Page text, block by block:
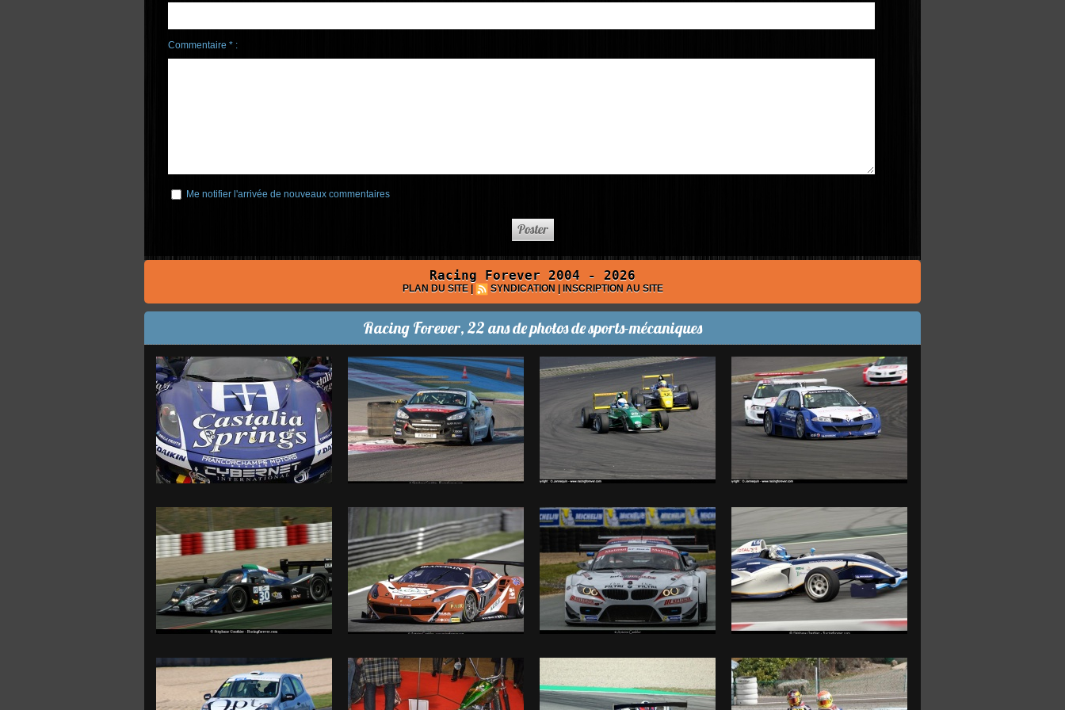
Commentaire * :
Me notifier l'arrivée de nouveaux commentaires
Racing Forever 2004 - 2026
PLAN DU SITE | SYNDICATION | INSCRIPTION AU SITE
Racing Forever, 22 ans de photos de sports-mécaniques